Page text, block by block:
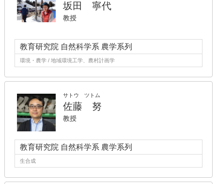
坂田 寧代
教授
教育研究院 自然科学系 農学系列
環境・農学 / 地域環境工学、農村計画学
サトウ ツトム
佐藤 努
教授
教育研究院 自然科学系 農学系列
生合成